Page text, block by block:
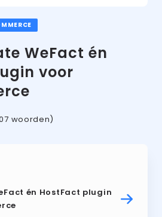
WeFact én
voor
woorden)
én HostFact plugin